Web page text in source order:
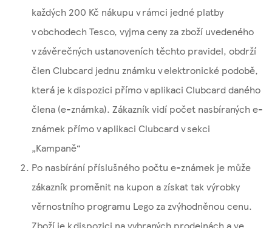
každých 200 Kč nákupu v rámci jedné platby
v obchodech Tesco, vyjma ceny za zboží uvedeného
v závěrečných ustanoveních těchto pravidel, obdrží
člen Clubcard jednu známku v elektronické podobě,
která je k dispozici přímo v aplikaci Clubcard daného
člena (e-známka). Zákazník vidí počet nasbíraných e-
známek přímo v aplikaci Clubcard v sekci
„Kampaně“
Po nasbírání příslušného počtu e-známek je může
zákazník proměnit na kupon a získat tak výrobky
věrnostního programu Lego za zvýhodněnou cenu.
Zboží je k dispozici na vybraných prodejnách a ve